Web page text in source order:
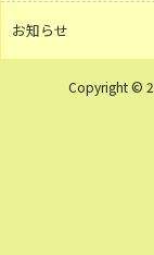
お知らせ
Copyright ©